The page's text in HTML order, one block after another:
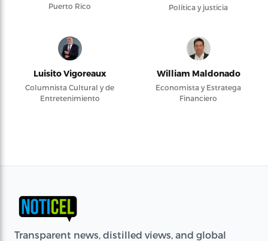
Puerto Rico
Política y justicia
Luisito Vigoreaux
Columnista Cultural y de
Entretenimiento
William Maldonado
Economista y Estratega
Financiero
Transparent news, distilled views, and global